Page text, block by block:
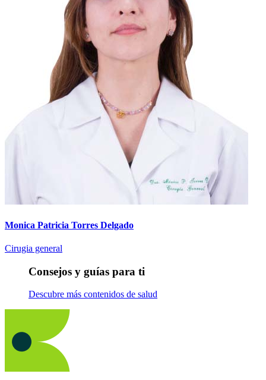
Monica Patricia Torres Delgado
Cirugia general
Consejos y guías para ti
Descubre más contenidos de salud